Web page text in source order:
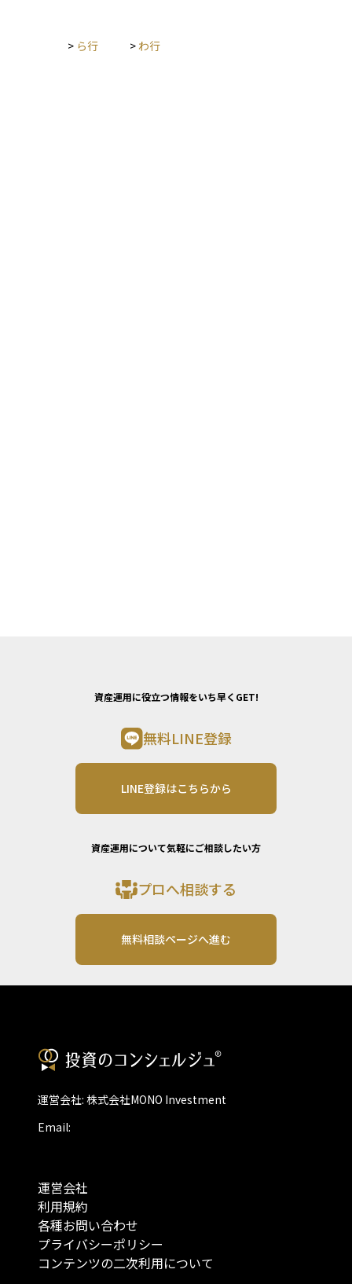
> ら行 > わ行
資産運用に役立つ情報をいち早くGET!
無料LINE登録
LINE登録はこちらから
資産運用について気軽にご相談したい方
プロへ相談する
無料相談ページへ進む
運営会社: 株式会社MONO Investment
Email:
運営会社
利用規約
各種お問い合わせ
プライバシーポリシー
コンテンツの二次利用について